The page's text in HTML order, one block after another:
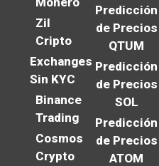
Zil
Cripto
Exchanges
Sin KYC
Binance
Trading
Cosmos
Crypto
Predicción
de Precios
QTUM
Predicción
de Precios
SOL
Predicción
de Precios
ATOM